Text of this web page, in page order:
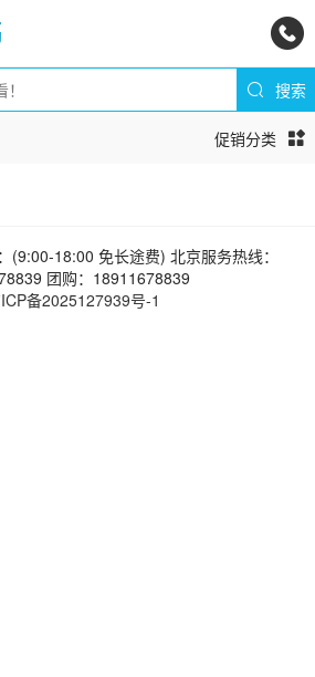
促销分类
(9:00-18:00 免长途费) 北京服务热线：
团购：18911678839
备2025127939号-1